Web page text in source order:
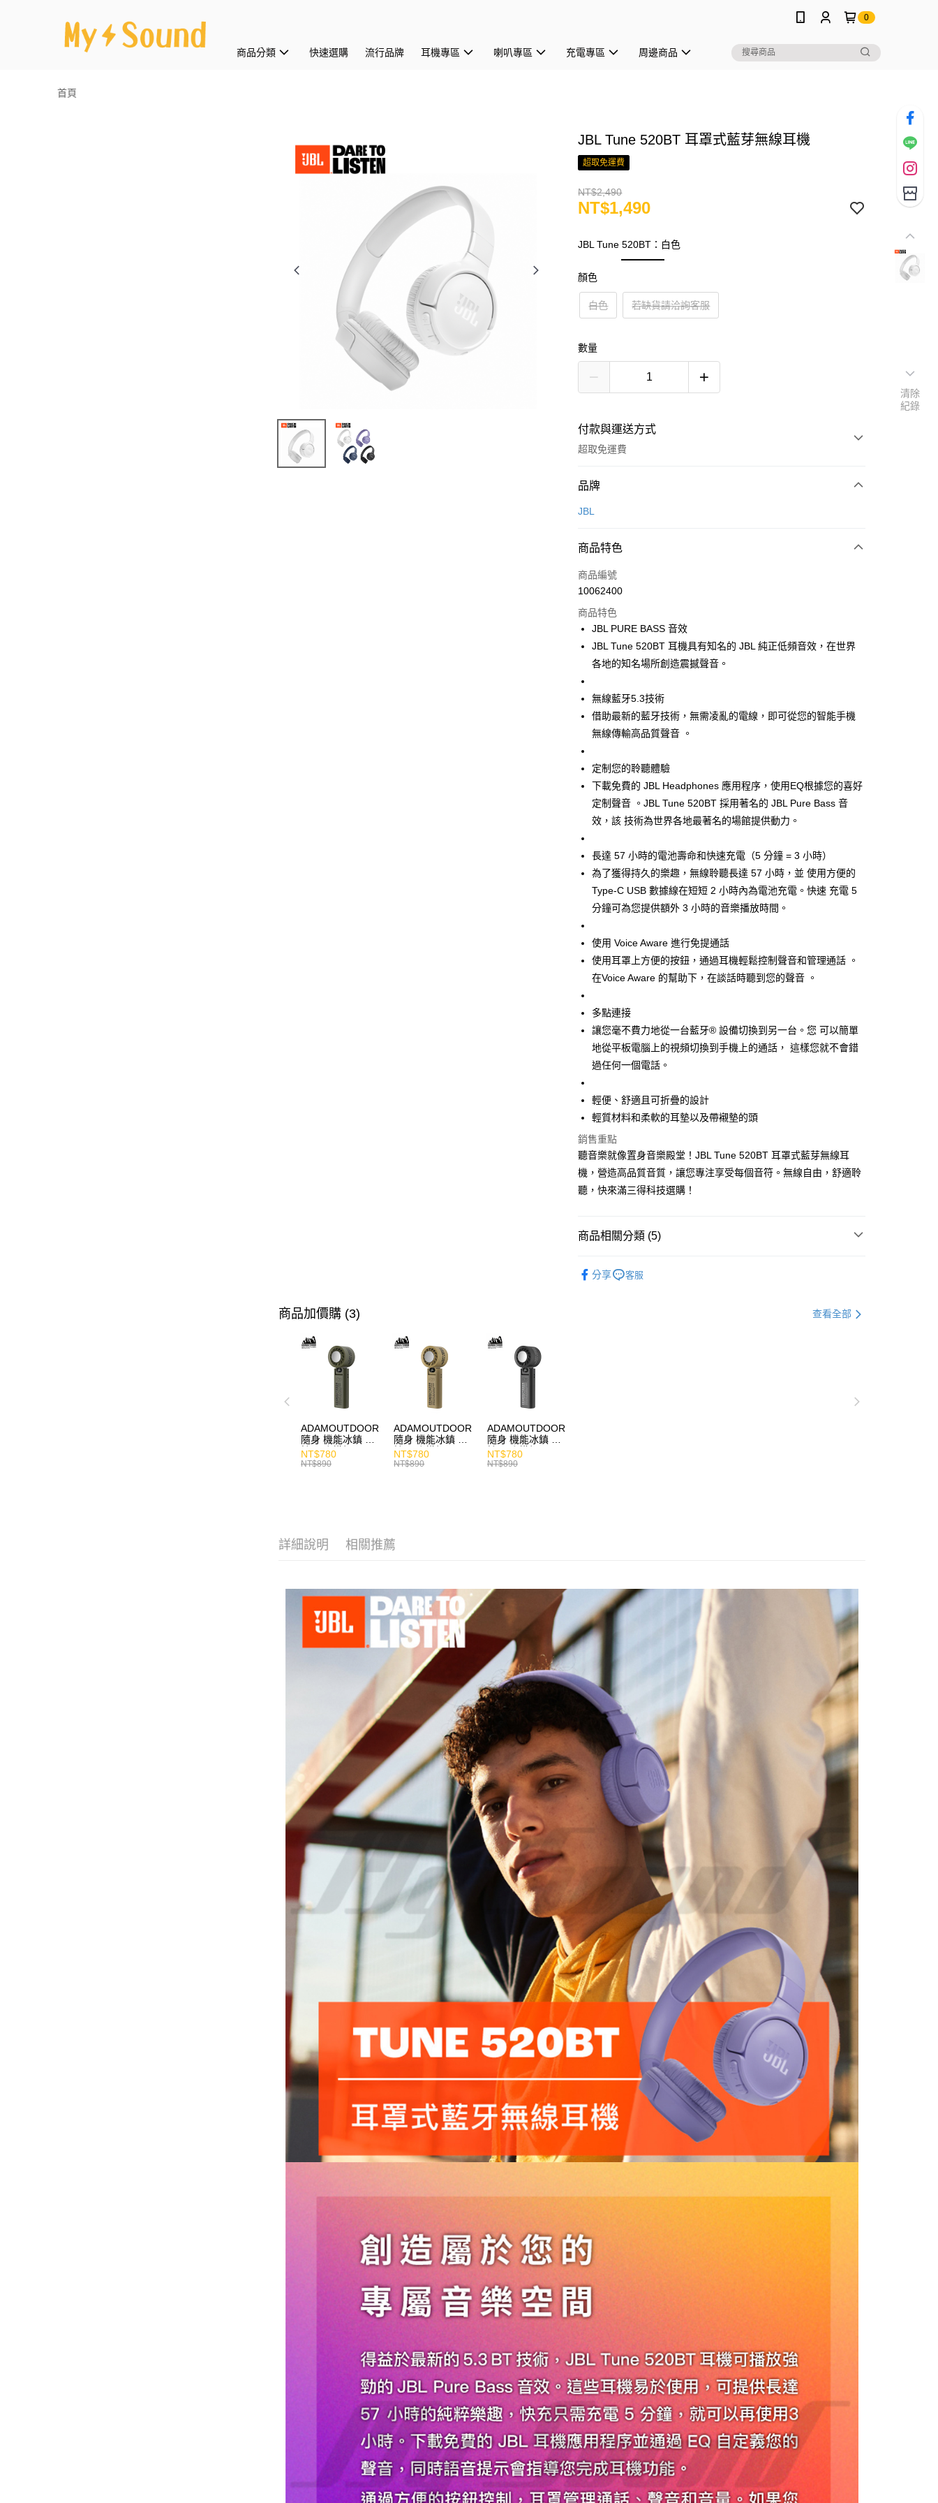
0
商品分類 快速選購 流行品牌 耳機專區 喇叭專區 充電專區 周邊商品
首頁
JBL Tune 520BT 耳罩式藍芽無線耳機
超取免運費
NT$2,490
NT$1,490
JBL Tune 520BT：白色
顏色
白色 若缺貨請洽詢客服
數量
付款與運送方式
超取免運費
付款方式
信用卡一次付款
街口支付
悠遊付
付款後全家取貨
免運費
付款後7-11取貨
免運費
宅配
每筆NT$130，滿NT$399(含以上)免運費
品牌
JBL
商品特色
商品編號
10062400
商品特色
JBL PURE BASS 音效
JBL Tune 520BT 耳機具有知名的 JBL 純正低頻音效，在世界
各地的知名場所創造震撼聲音。
無線藍牙5.3技術
借助最新的藍牙技術，無需凌亂的電線，即可從您的智能手機
無線傳輸高品質聲音 。
定制您的聆聽體驗
下載免費的 JBL Headphones 應用程序，使用EQ根據您的喜好
定制聲音 。JBL Tune 520BT 採用著名的 JBL Pure Bass 音
效，該 技術為世界各地最著名的場館提供動力。
長達 57 小時的電池壽命和快速充電（5 分鐘 = 3 小時）
為了獲得持久的樂趣，無線聆聽長達 57 小時，並 使用方便的
Type-C USB 數據線在短短 2 小時內為電池充電。快速 充電 5
分鐘可為您提供額外 3 小時的音樂播放時間。
使用 Voice Aware 進行免提通話
使用耳罩上方便的按鈕，通過耳機輕鬆控制聲音和管理通話 。
在Voice Aware 的幫助下，在談話時聽到您的聲音 。
多點連接
讓您毫不費力地從一台藍牙® 設備切換到另一台。您 可以簡單
地從平板電腦上的視頻切換到手機上的通話， 這樣您就不會錯
過任何一個電話。
輕便、舒適且可折疊的設計
輕質材料和柔軟的耳墊以及帶襯墊的頭
銷售重點
聽音樂就像置身音樂殿堂！JBL Tune 520BT 耳罩式藍芽無線耳
機，營造高品質音質，讓您專注享受每個音符。無線自由，舒適聆
聽，快來滿三得科技選購！
商品相關分類 (5)
分享 客服
商品加價購 (3) 查看全部
ADAMOUTDOOR
隨身 機能冰鎮 手
持風扇 掛繩
NT$780
NT$890
ADAMOUTDOOR
隨身 機能冰鎮 手
持風扇 掛繩
NT$780
NT$890
ADAMOUTDOOR
隨身 機能冰鎮 手
持風扇 掛繩
NT$780
NT$890
詳細說明 相關推薦
清除
紀錄